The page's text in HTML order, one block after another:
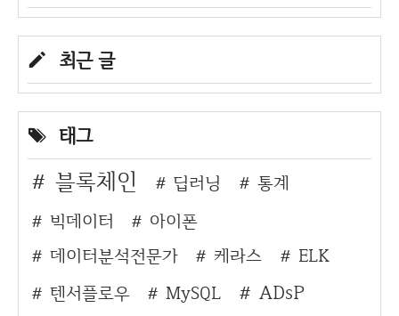
최근 글
태그
블록체인 딥러닝
통계
빅데이터
아이폰
데이터분석전문가
케라스
ELK
텐서플로우
MySQL
ADsP